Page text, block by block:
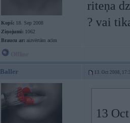
Kopš: 18. Sep 2008
Ziņojumi: 1062
Braucu ar: aizvērtām acīm
riteņa
? vai
Baller 13. Oct 2008,
13